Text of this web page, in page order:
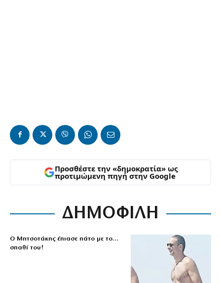
Προσθέστε την «δημοκρατία» ως
προτιμώμενη πηγή στην Google
ΔΗΜΟΦΙΛΗ
Ο Μητσοτάκης έπιασε πάτο με το…
σπαθί του!